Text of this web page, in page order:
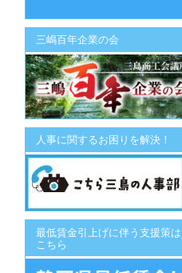
三嶋百年企業の会
人事に関するお困りを解決！
最低賃金引上げに伴う支援策は
こちら